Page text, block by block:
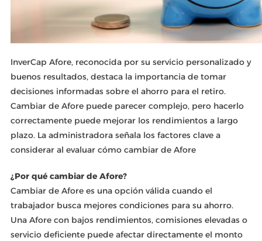
InverCap Afore, reconocida por su servicio personalizado y
buenos resultados, destaca la importancia de tomar
decisiones informadas sobre el ahorro para el retiro.
Cambiar de Afore puede parecer complejo, pero hacerlo
correctamente puede mejorar los rendimientos a largo
plazo. La administradora señala los factores clave a
considerar al evaluar cómo cambiar de Afore
¿Por qué cambiar de Afore?
Cambiar de Afore es una opción válida cuando el
trabajador busca mejores condiciones para su ahorro.
Una Afore con bajos rendimientos, comisiones elevadas o
servicio deficiente puede afectar directamente el monto